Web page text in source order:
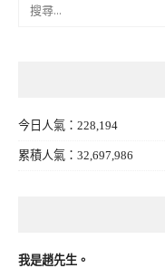
今日人氣：228,194
累積人氣：32,697,986
我是趙先生。